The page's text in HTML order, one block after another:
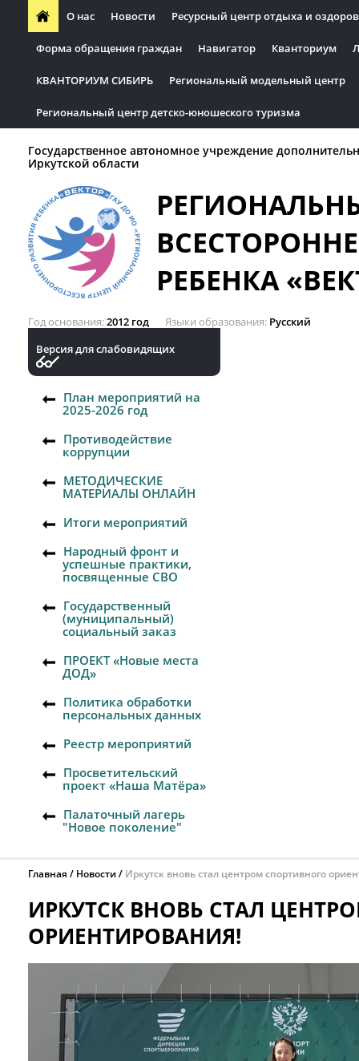
О нас Новости Ресурсный центр отдыха и
Форма обращения граждан Навигатор Кванториум
КВАНТОРИУМ СИБИРЬ Региональный модельный центр
Региональный центр детско-юношеского туризма
Государственное автономное учреждение
Иркутской области
РЕБЕНКА
Год основания 2012 год Языки образования Русский
Версия для слабовидящих
План мероприятий на
2025-2026 год
Противодействие
коррупции
МЕТОДИЧЕСКИЕ
МАТЕРИАЛЫ ОНЛАЙН
Итоги мероприятий
Народный фронт и
успешные практики,
посвященные СВО
Государственный
(муниципальный)
социальный заказ
ПРОЕКТ «Новые места
ДОД»
Политика обработки
персональных данных
Реестр мероприятий
Просветительский
проект «Наша Матёра»
Палаточный лагерь
"Новое поколение"
Главная Новости Иркутск вновь стал центром спортивного
ИРКУТСК ВНОВЬ СТАЛ
ОРИЕНТИРОВАНИЯ!